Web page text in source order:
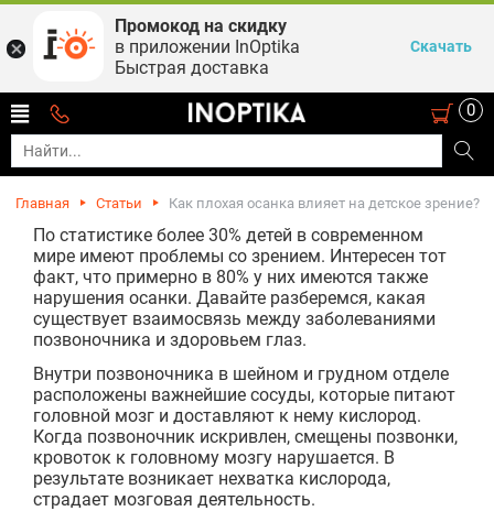
0
Главная Статьи Как плохая осанка влияет на детское зрение?
По статистике более 30% детей в современном
мире имеют проблемы со зрением. Интересен тот
факт, что примерно в 80% у них имеются также
нарушения осанки. Давайте разберемся, какая
существует взаимосвязь между заболеваниями
позвоночника и здоровьем глаз.
Внутри позвоночника в шейном и грудном отделе
расположены важнейшие сосуды, которые питают
головной мозг и доставляют к нему кислород.
Когда позвоночник искривлен, смещены позвонки,
кровоток к головному мозгу нарушается. В
результате возникает нехватка кислорода,
страдает мозговая деятельность.
Промокод на скидку
в приложении InOptika
Быстрая доставка
Скачать